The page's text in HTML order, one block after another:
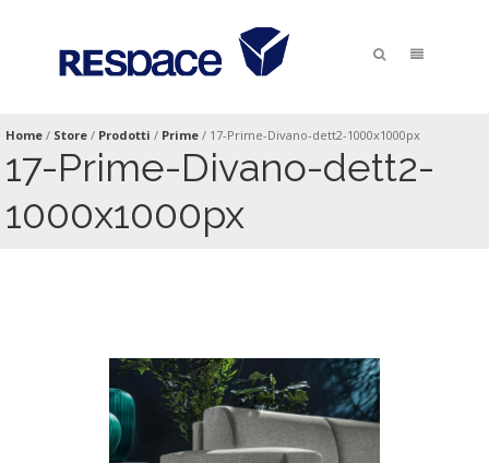
Home / Store / Prodotti / Prime / 17-Prime-Divano-dett2-1000x1000px
17-Prime-Divano-dett2-
1000x1000px